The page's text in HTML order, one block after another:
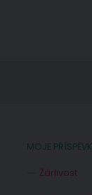
MOJE
Žárlivost